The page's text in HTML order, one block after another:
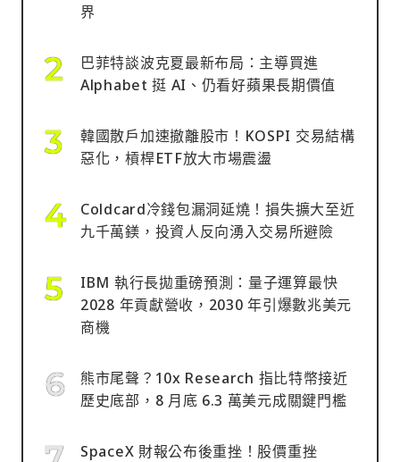
界
巴菲特談波克夏最新布局：主導買進
Alphabet 挺 AI、仍看好蘋果長期價值
韓國散戶加速撤離股市！KOSPI 交易結構
惡化，槓桿ETF放大市場震盪
Coldcard冷錢包漏洞延燒！損失擴大至近
九千萬鎂，投資人反向湧入交易所避險
IBM 執行長拋重磅預測：量子運算最快
2028 年貢獻營收，2030 年引爆數兆美元
商機
熊市尾聲？10x Research 指比特幣接近
歷史底部，8 月底 6.3 萬美元成關鍵門檻
SpaceX 財報公布後重挫！股價重挫